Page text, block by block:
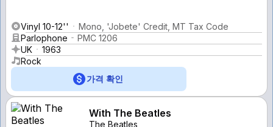
Vinyl 10-12''
Mono, 'Jobete' Credit, MT Tax Code
Parlophone
PMC 1206
UK
1963
Rock
가격 확인
With The Beatles
The Beatles